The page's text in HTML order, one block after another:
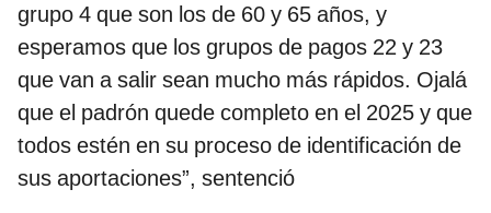
grupo 4 que son los de 60 y 65 años, y
esperamos que los grupos de pagos 22 y 23
que van a salir sean mucho más rápidos. Ojalá
que el padrón quede completo en el 2025 y que
todos estén en su proceso de identificación de
sus aportaciones”, sentenció